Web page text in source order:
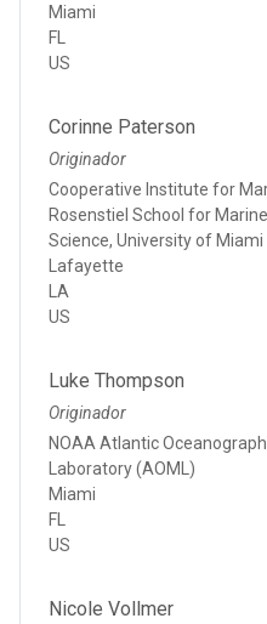
Miami
FL
US
Corinne Paterson
Originador
Cooperative Institute for
Rosenstiel School for
Science, University of Miami
Lafayette
LA
US
Luke Thompson
Originador
NOAA Atlantic
Laboratory (AOML)
Miami
FL
US
Nicole Vollmer